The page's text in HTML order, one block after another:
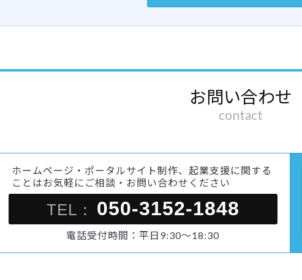
お問い合わせ
contact
ホームページ・ポータルサイト制作、起業支援に関する
ことはお気軽にご相談・お問い合わせください
TEL： 050-3152-1848
電話受付時間：平日9:30～18:30